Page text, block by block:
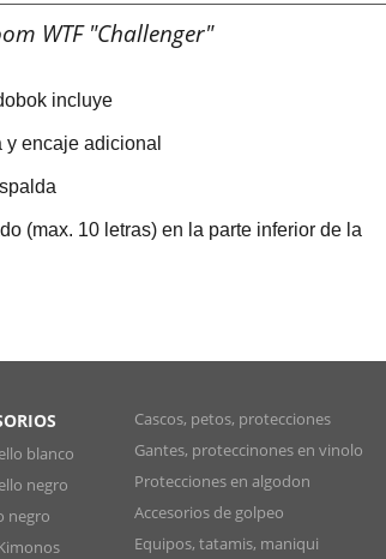
WTF "Challenger"
incluye
encaje adicional
(max. 10 letras) en la parte inferior de la
blanco
negro
negro
Cascos, petos, protecciones
Gantes, proteccinones en vinolo
Protecciones en algodon
Accesorios de golpeo
Equipos, tatamis, maniqui